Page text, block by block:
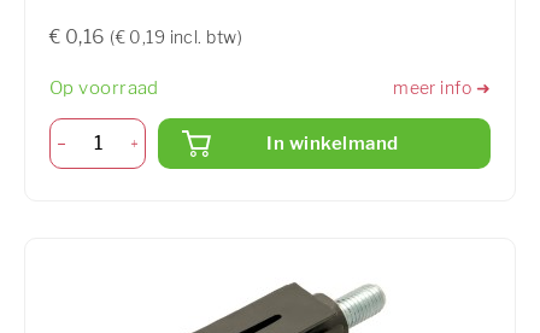
€ 0,16 (€ 0,19 incl. btw)
Op voorraad meer info ➜
In winkelmand